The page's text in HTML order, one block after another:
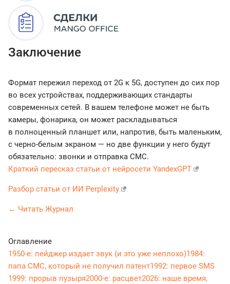
Заключение
Формат пережил переход от 2G к 5G, доступен до сих пор
во всех устройствах, поддерживающих стандарты
современных сетей. В вашем телефоне может не быть
камеры, фонарика, он может раскладываться
в полноценный планшет или, напротив, быть маленьким,
с черно-белым экраном — но две функции у него будут
обязательно: звонки и отправка СМС.
Краткий пересказ статьи от нейросети YandexGPT
Разбор статьи от ИИ Perplexity
← Читать Журнал
Оглавление
1950-е: пейджер издает звук (и это уже неплохо)1984:
папа СМС, который не получил патент1992: первое SMS
1999: прорыв пузыря2000-е: расцвет2026: наше время,